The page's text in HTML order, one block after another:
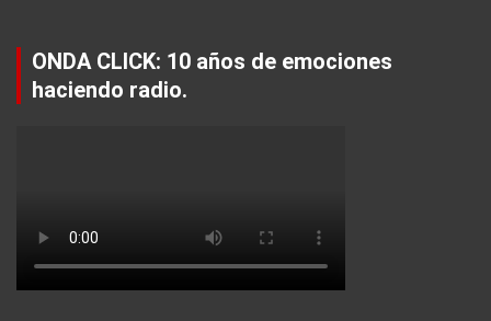
ONDA CLICK: 10 años de emociones
haciendo radio.